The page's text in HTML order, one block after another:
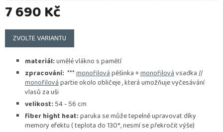
7 690 Kč
Měrná
cena:
ZVOLTE VARIANTU
materiál:umělé vlákno s pamětí
zpracování: ***monofilovápěšinka +monofilovávsadka //
monofilovápartie okolo obličeje , která umožňuje vyčesávání
vlasů za uši
velikost: 54 - 56 cm
fiber hight heat:paruka se může tepelně upravovat díky
memory efektu ( teplota do 130°, nesmí se překročit výše)